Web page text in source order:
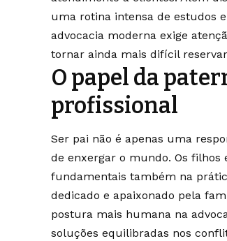
uma rotina intensa de estudos
advocacia moderna exige
tornar ainda mais difícil
O papel da
profissional
Ser pai não é apenas uma
de enxergar o mundo. Os filhos
fundamentais também na
dedicado e apaixonado pela
postura mais humana na
soluções equilibradas nos